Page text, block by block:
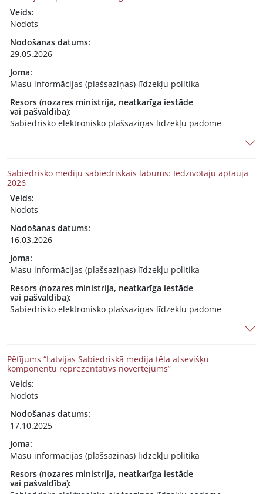
Veids:
Nodots
Nodošanas datums:
29.05.2026
Joma:
Masu informācijas (plašsaziņas) līdzekļu politika
Resors (nozares ministrija, neatkarīga iestāde
vai pašvaldība):
Sabiedrisko elektronisko plašsaziņas līdzekļu padome
Sabiedrisko mediju sabiedriskais labums: Iedzīvotāju aptauja
2026
Veids:
Nodots
Nodošanas datums:
16.03.2026
Joma:
Masu informācijas (plašsaziņas) līdzekļu politika
Resors (nozares ministrija, neatkarīga iestāde
vai pašvaldība):
Sabiedrisko elektronisko plašsaziņas līdzekļu padome
Pētījums “Latvijas Sabiedriskā medija tēla atsevišķu
komponentu reprezentatīvs novērtējums”
Veids:
Nodots
Nodošanas datums:
17.10.2025
Joma:
Masu informācijas (plašsaziņas) līdzekļu politika
Resors (nozares ministrija, neatkarīga iestāde
vai pašvaldība):